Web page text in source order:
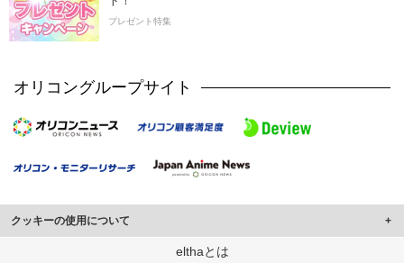
プレゼント特集
オリコングループサイト
クッキーの使用について
このサイトでは Cookie を使用して、ユーザーに合わせたコンテンツや広告の
elthaとは